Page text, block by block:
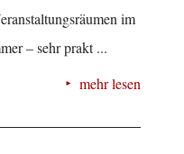
im
– sehr prakt ...
mehr lesen